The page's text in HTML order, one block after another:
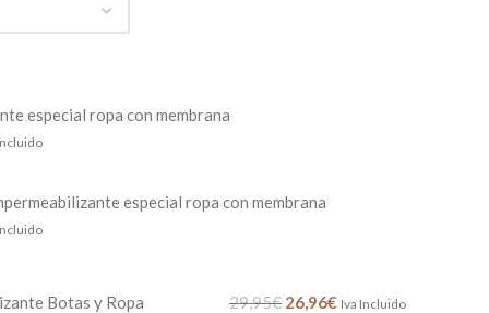
especial ropa con membrana
especial ropa con membrana
Botas y Ropa 29,95€ 26,96€ Iva Incluido